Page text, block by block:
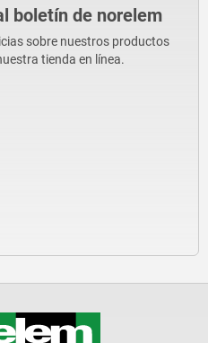
boletín de norelem
sobre nuestros productos
tienda en línea.